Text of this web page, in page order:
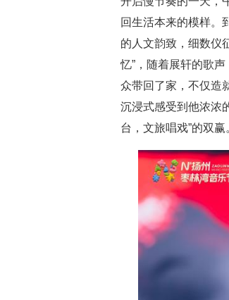
回生活本来的模样。
的人文韵致，细数仪
忆”，随着展轩的歌
众带回了家，不仅造
沉浸式感受到他浓浓
台，文旅唱戏”的双赢